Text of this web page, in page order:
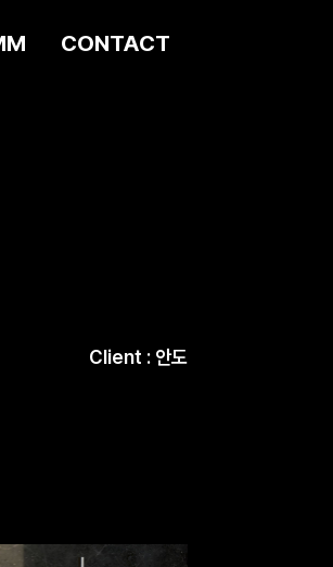
CONTACT
Client : 안도